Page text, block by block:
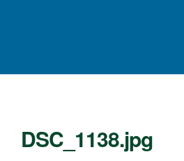
DSC_1138.jpg